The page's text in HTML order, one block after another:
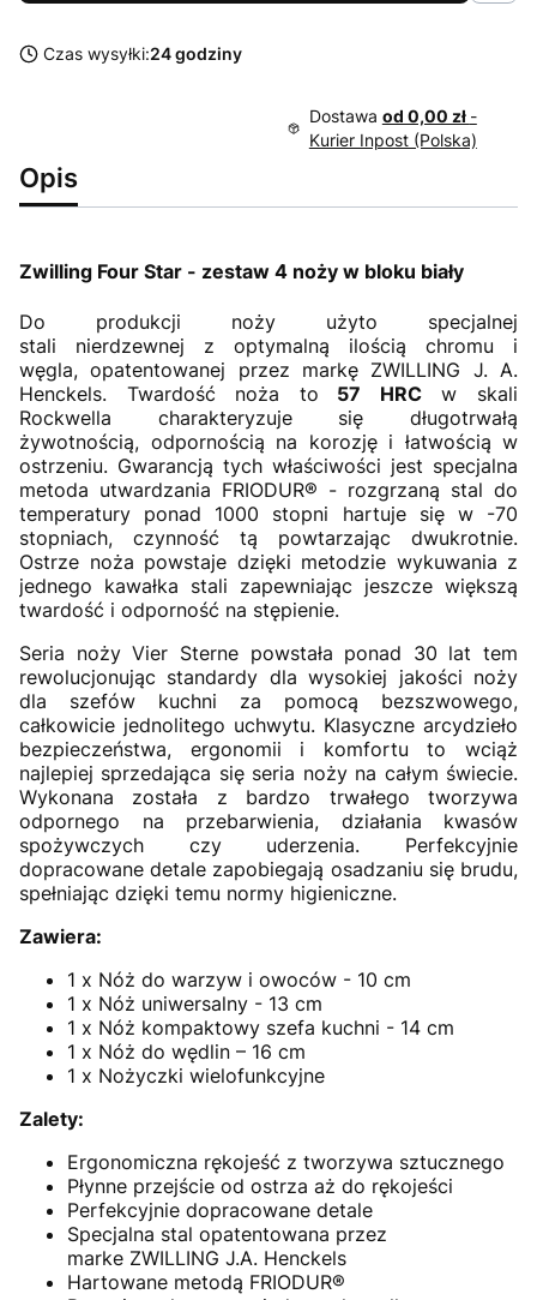
Czas wysyłki:24 godziny
Dostawa od 0,00 zł -
Kurier Inpost (Polska)
Opis
Zwilling Four Star - zestaw 4 noży w bloku biały
Do produkcji noży użyto specjalnej
stali nierdzewnej z optymalną ilością chromu i
węgla, opatentowanej przez markę ZWILLING J. A.
Henckels. Twardość noża to 57 HRCw skali
Rockwella charakteryzuje się długotrwałą
żywotnością, odpornością na korozję i łatwością w
ostrzeniu. Gwarancją tych właściwości jest specjalna
metoda utwardzania FRIODUR® - rozgrzaną stal do
temperatury ponad 1000 stopni hartuje się w -70
stopniach, czynność tą powtarzając dwukrotnie.
Ostrze noża powstaje dzięki metodzie wykuwania z
jednego kawałka stali zapewniając jeszcze większą
twardość i odporność na stępienie.
Seria noży Vier Sterne powstała ponad 30 lat tem
rewolucjonując standardy dla wysokiej jakości noży
dla szefów kuchni za pomocą bezszwowego,
całkowicie jednolitego uchwytu. Klasyczne arcydzieło
bezpieczeństwa, ergonomii i komfortu to wciąż
najlepiej sprzedająca się seria noży na całym świecie.
Wykonana została z bardzo trwałego tworzywa
odpornego na przebarwienia, działania kwasów
spożywczych czy uderzenia. Perfekcyjnie
dopracowane detale zapobiegają osadzaniu się brudu,
spełniając dzięki temu normy higieniczne.
Zawiera:
1 x Nóż do warzyw i owoców - 10 cm
1 x Nóż uniwersalny - 13 cm
1 x Nóż kompaktowy szefa kuchni - 14 cm
1 x Nóż do wędlin – 16 cm
1 x Nożyczki wielofunkcyjne
Zalety:
Ergonomiczna rękojeść z tworzywa sztucznego
Płynne przejście od ostrza aż do rękojeści
Perfekcyjnie dopracowane detale
Specjalna stal opatentowana przez
marke ZWILLING J.A. Henckels
Hartowane metodą FRIODUR®